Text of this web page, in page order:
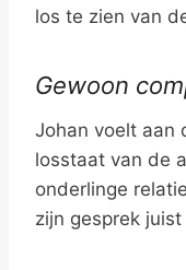
los te zien van
Gewoon
Johan voelt aan
losstaat van de
onderlinge
zijn gesprek